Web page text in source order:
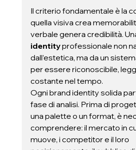
Il criterio fondamentale è la
quella visiva crea
verbale genera credibilità.
identity professionale non
dall’estetica, ma da un
per essere riconoscibile,
costante nel tempo.
Ogni brand identity solida
fase di analisi. Prima di
una palette o un format, è
comprendere: il mercato in
muove, i competitor e il loro